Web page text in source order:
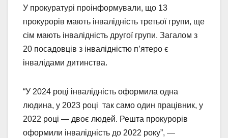
У прокуратурі проінформували, що 13
прокурорів мають інвалідність третьої групи, ще
сім мають інвалідність другої групи. Загалом з
20 посадовців з інвалідністю п’ятеро є
інвалідами дитинства.
“У 2024 році інвалідність оформила одна
людина, у 2023 році так само один працівник, у
2022 році — двоє людей. Решта прокурорів
оформили інвалідність до 2022 року”, —